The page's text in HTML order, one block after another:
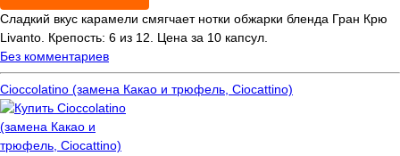
Сладкий вкус карамели смягчает нотки обжарки бленда Гран Крю
Livanto. Крепость: 6 из 12. Цена за 10 капсул.
Без комментариев
Cioccolatino (замена Какао и трюфель, Ciocattino)